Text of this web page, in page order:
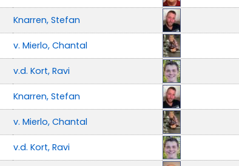
Knarren, Stefan
v. Mierlo, Chantal
v.d. Kort, Ravi
Knarren, Stefan
v. Mierlo, Chantal
v.d. Kort, Ravi